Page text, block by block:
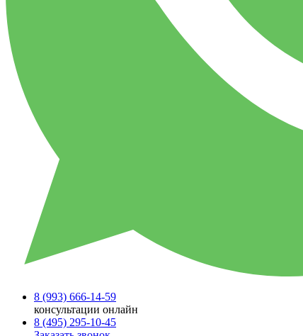
8 (993) 666-14-59
консультации онлайн
8 (495) 295-10-45